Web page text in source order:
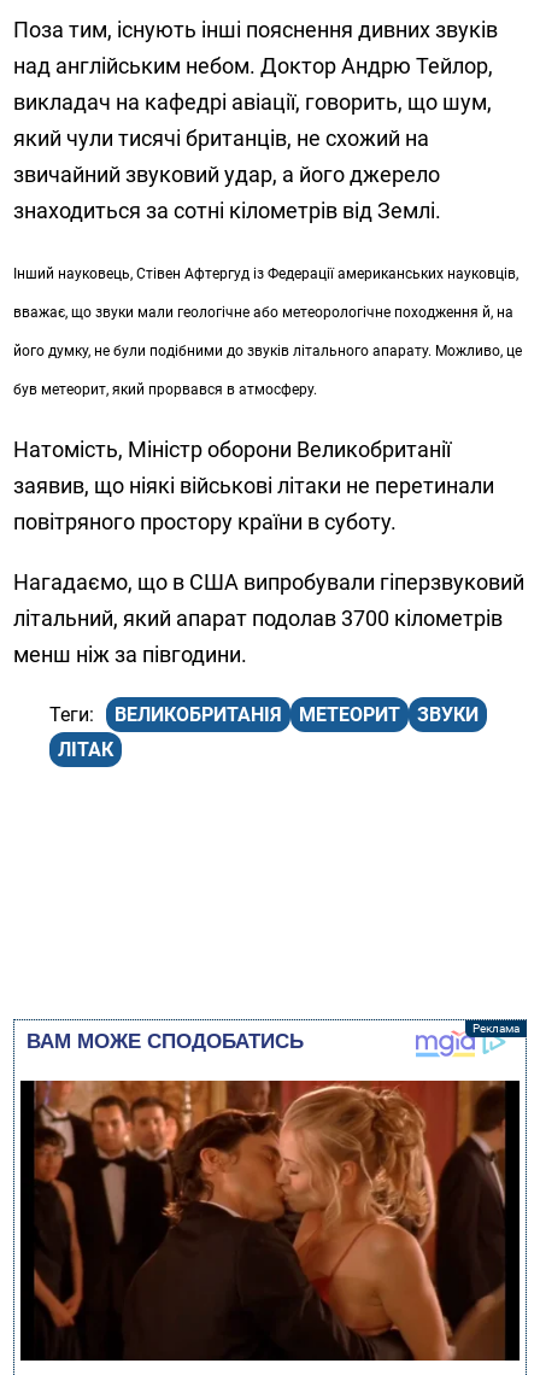
Поза тим, існують інші пояснення дивних звуків
над англійським небом. Доктор Андрю Тейлор,
викладач на кафедрі авіації, говорить, що шум,
який чули тисячі британців, не схожий на
звичайний звуковий удар, а його джерело
знаходиться за сотні кілометрів від Землі.
Інший науковець, Стівен Афтергуд із Федерації американських науковців,
вважає, що звуки мали геологічне або метеорологічне походження й, на
його думку, не були подібними до звуків літального апарату. Можливо, це
був метеорит, який прорвався в атмосферу.
Натомість, Міністр оборони Великобританії
заявив, що ніякі військові літаки не перетинали
повітряного простору країни в суботу.
Нагадаємо, що в США випробували гіперзвуковий
літальний, який апарат подолав 3700 кілометрів
менш ніж за півгодини.
ВЕЛИКОБРИТАНІЯ МЕТЕОРИТ
ЗВУКИ
ЛІТАК